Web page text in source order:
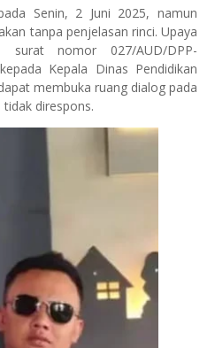
Senin, 2 Juni 2025, namun
tanpa penjelasan rinci. Upaya
surat nomor 027/AUD/DPP-
Kepala Dinas Pendidikan
membuka ruang dialog pada
tidak direspons.